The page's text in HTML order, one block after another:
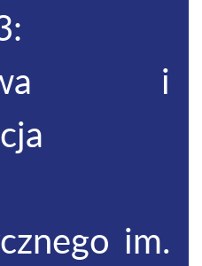
i
im.